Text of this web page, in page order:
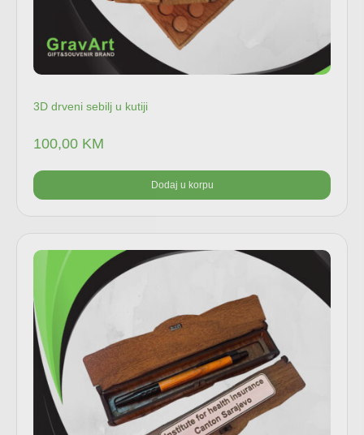
3D drveni sebilj u kutiji
100,00 KM
Dodaj u korpu